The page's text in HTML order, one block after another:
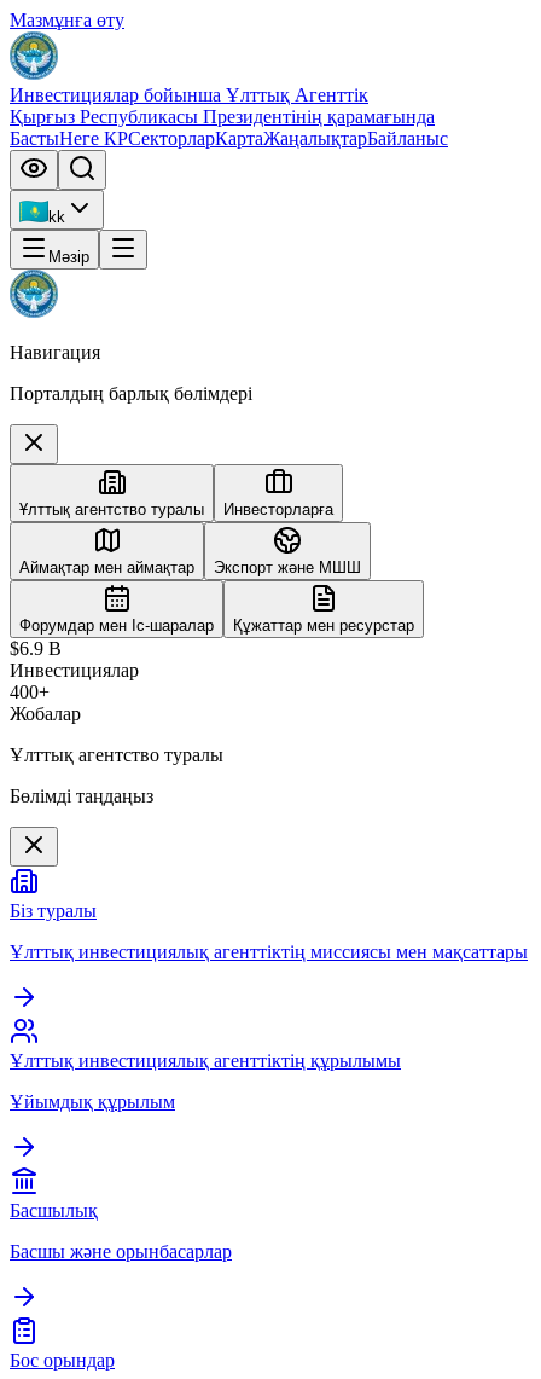
Мазмұнға өту
Инвестициялар бойынша Ұлттық Агенттік
Қырғыз Республикасы Президентінің қарамағында
БастыНеге КРСекторларКартаЖаңалықтарБайланыс
kk
Мәзір
Навигация
Порталдың барлық бөлімдері
Ұлттық агентство туралы Инвесторларға
Аймақтар мен аймақтар Экспорт және МШШ
Форумдар мен Іс-шаралар Құжаттар мен ресурстар
$6.9 B
Инвестициялар
400+
Жобалар
Ұлттық агентство туралы
Бөлімді таңдаңыз
Біз туралы
Ұлттық инвестициялық агенттіктің миссиясы мен мақсаттары
Ұлттық инвестициялық агенттіктің құрылымы
Ұйымдық құрылым
Басшылық
Басшы және орынбасарлар
Бос орындар